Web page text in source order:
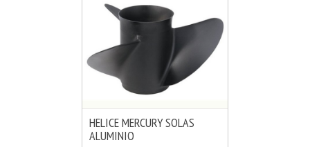
VER OPCIONES
HELICE MERCURY SOLAS
ALUMINIO